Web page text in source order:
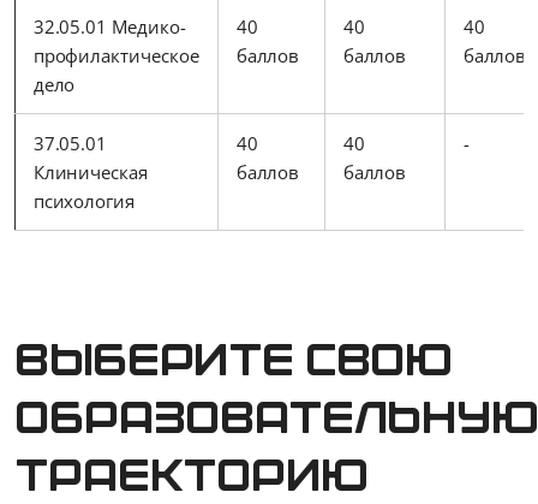
32.05.01 Медико-
профилактическое
дело
40
баллов
40
баллов
40
баллов
37.05.01
Клиническая
психология
40
баллов
40
баллов
-
Выберите свою
образовательную
траекторию